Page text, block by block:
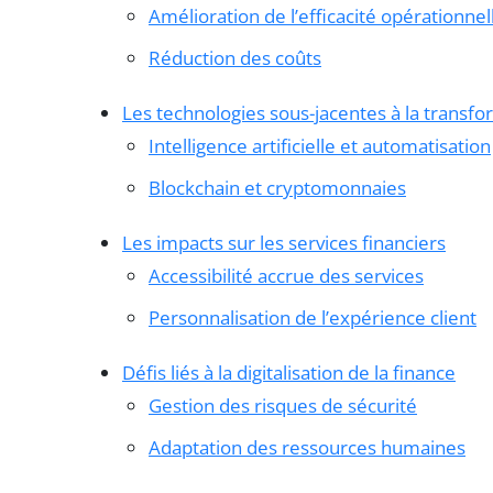
Amélioration de l’efficacité
Réduction des coûts
Les technologies sous-jacentes à la
Intelligence artificielle et automatisation
Blockchain et cryptomonnaies
Les impacts sur les services financiers
Accessibilité accrue des services
Personnalisation de l’expérience client
Défis liés à la digitalisation de la finance
Gestion des risques de sécurité
Adaptation des ressources humaines